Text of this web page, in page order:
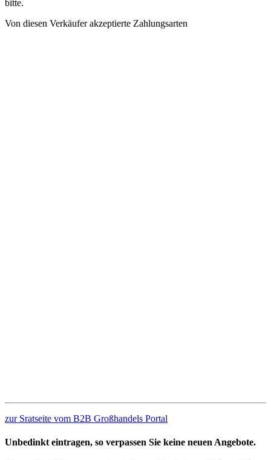
bitte.
Von diesen Verkäufer akzeptierte Zahlungsarten
zur Sratseite vom B2B Großhandels Portal
Unbedinkt eintragen, so verpassen Sie keine neuen Angebote.